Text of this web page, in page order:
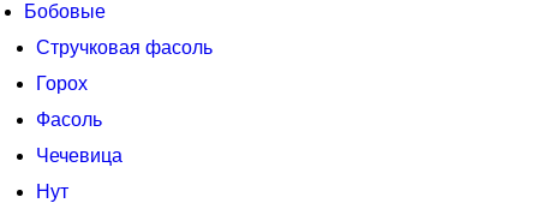
Бобовые
Стручковая фасоль
Горох
Фасоль
Чечевица
Нут